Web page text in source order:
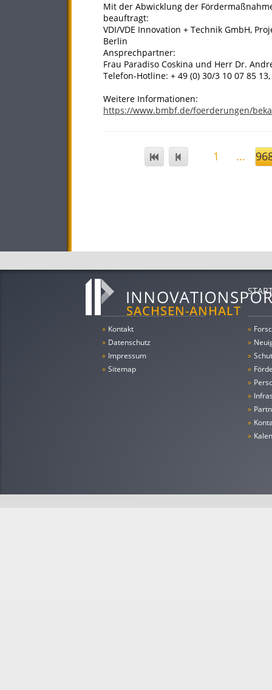
Mit der Abwicklung der
beauftragt:
VDI/VDE Innovation + Technik GmbH,
Berlin
Ansprechpartner:
Frau Paradiso Coskina und Herr Dr.
Telefon-Hotline: + 49 (0) 30/3 10 07 85
Weitere Informationen:
https://www.bmbf.de/foerderungen/
1 ...
» Kontakt
» Datenschutz
» Impressum
» Sitemap
»
»
»
»
»
»
»
»
»